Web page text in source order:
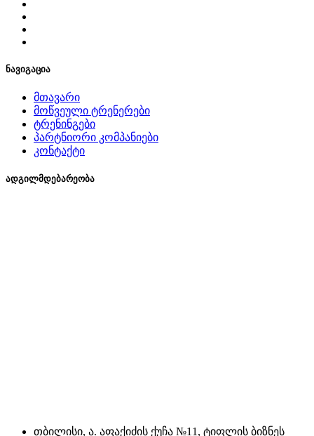
ნავიგაცია
მთავარი
მოწვეული ტრენერები
ტრენინგები
პარტნიორი კომპანიები
კონტაქტი
ადგილმდებარეობა
თბილისი, ა. აფაქიძის ქუჩა №11, ტიფლის ბიზნეს